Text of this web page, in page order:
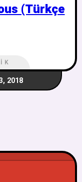
(Türkçe
2018